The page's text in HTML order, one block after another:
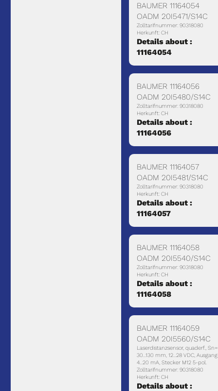
BAUMER 11164054
OADM 20I5471/S14C
Zolltarifnummer: 90318080
Herkunft: CH
Details about :
11164054
BAUMER 11164056
OADM 20I5480/S14C
Zolltarifnummer: 90318080
Herkunft: CH
Details about :
11164056
BAUMER 11164057
OADM 20I5481/S14C
Zolltarifnummer: 90318080
Herkunft: CH
Details about :
11164057
BAUMER 11164058
OADM 20I5540/S14C
Zolltarifnummer: 90318080
Herkunft: CH
Details about :
11164058
BAUMER 11164059
OADM 20I5560/S14C
Laserdistanzsensor, quaderf., Sn=
30...130 mm, 12...28 VDC, Ausgang
4...20 mA, Stecker M12 5-pol.
Zolltarifnummer: 90318080
Herkunft: CH
Details about :